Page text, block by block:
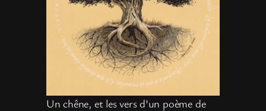
Un chêne, et les vers d’un poème de